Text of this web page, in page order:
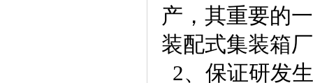
产，其重要的
装配式集装箱
2、保证研发